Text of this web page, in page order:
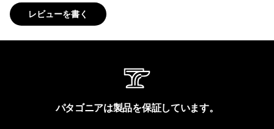
レビューを書く
パタゴニアは製品を保証しています。